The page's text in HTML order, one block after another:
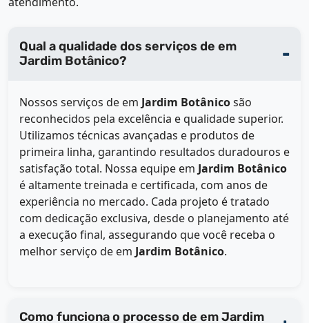
Qual a qualidade dos serviços de em
Jardim Botânico?
Nossos serviços de em Jardim Botânicosão
reconhecidos pela excelência e qualidade superior.
Utilizamos técnicas avançadas e produtos de
primeira linha, garantindo resultados duradouros e
satisfação total. Nossa equipe em Jardim Botânico
é altamente treinada e certificada, com anos de
experiência no mercado. Cada projeto é tratado
com dedicação exclusiva, desde o planejamento até
a execução final, assegurando que você receba o
melhor serviço de em Jardim Botânico.
Como funciona o processo de em Jardim